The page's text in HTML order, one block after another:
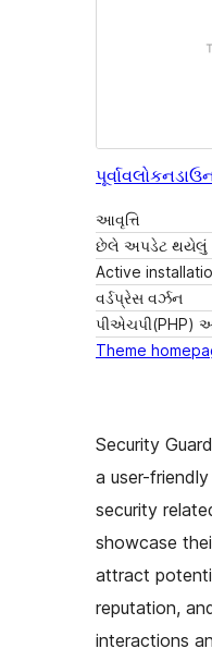
પૂર્વાવલોકન
આવૃત્તિ
છેલે અપડેટ થયેલું
Active
વર્ડપ્રેસ વર્ઝન
પીએચપી(PHP)
Theme
Security
a user-
security
showcase
attract
reputation,
interactions